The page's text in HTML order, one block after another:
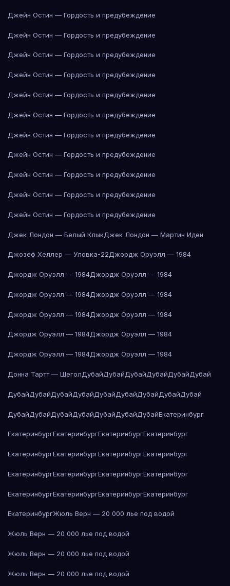
Джейн Остин — Гордость и предубеждение
Джейн Остин — Гордость и предубеждение
Джейн Остин — Гордость и предубеждение
Джейн Остин — Гордость и предубеждение
Джейн Остин — Гордость и предубеждение
Джейн Остин — Гордость и предубеждение
Джейн Остин — Гордость и предубеждение
Джейн Остин — Гордость и предубеждение
Джейн Остин — Гордость и предубеждение
Джейн Остин — Гордость и предубеждение
Джейн Остин — Гордость и предубеждение
Джек Лондон — Белый КлыкДжек Лондон — Мартин Иден
Джозеф Хеллер — Уловка-22Джордж Оруэлл — 1984
Джордж Оруэлл — 1984Джордж Оруэлл — 1984
Джордж Оруэлл — 1984Джордж Оруэлл — 1984
Джордж Оруэлл — 1984Джордж Оруэлл — 1984
Джордж Оруэлл — 1984Джордж Оруэлл — 1984
Джордж Оруэлл — 1984Джордж Оруэлл — 1984
Донна Тартт — ЩеголДубайДубайДубайДубайДубайДубай
ДубайДубайДубайДубайДубайДубайДубайДубайДубай
ДубайДубайДубайДубайДубайДубайДубайЕкатеринбург
ЕкатеринбургЕкатеринбургЕкатеринбургЕкатеринбург
ЕкатеринбургЕкатеринбургЕкатеринбургЕкатеринбург
ЕкатеринбургЕкатеринбургЕкатеринбургЕкатеринбург
ЕкатеринбургЕкатеринбургЕкатеринбургЕкатеринбург
ЕкатеринбургЖюль Верн — 20 000 лье под водой
Жюль Верн — 20 000 лье под водой
Жюль Верн — 20 000 лье под водой
Жюль Верн — 20 000 лье под водой